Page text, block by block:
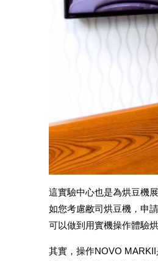
這實驗中心也是為烘豆機
如您考慮敝司烘豆機，申
可以做到用實機操作體驗烘
其實，操作NOVO MARKII